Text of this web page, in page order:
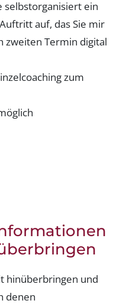
selbstorganisiert ein
auf, das Sie mir
zweiten Termin digital
zum
hinüberbringen und
denen